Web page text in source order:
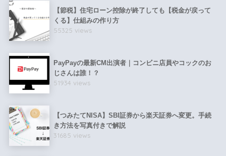
【節税】住宅ローン控除が終了しても【税金が戻って
くる】仕組みの作り方
55325 views
PayPayの最新CM出演者｜コンビニ店員やコックのお
じさんは誰！？
51934 views
【つみたてNISA】SBI証券から楽天証券へ変更。手続
き方法を写真付きで解説
31685 views